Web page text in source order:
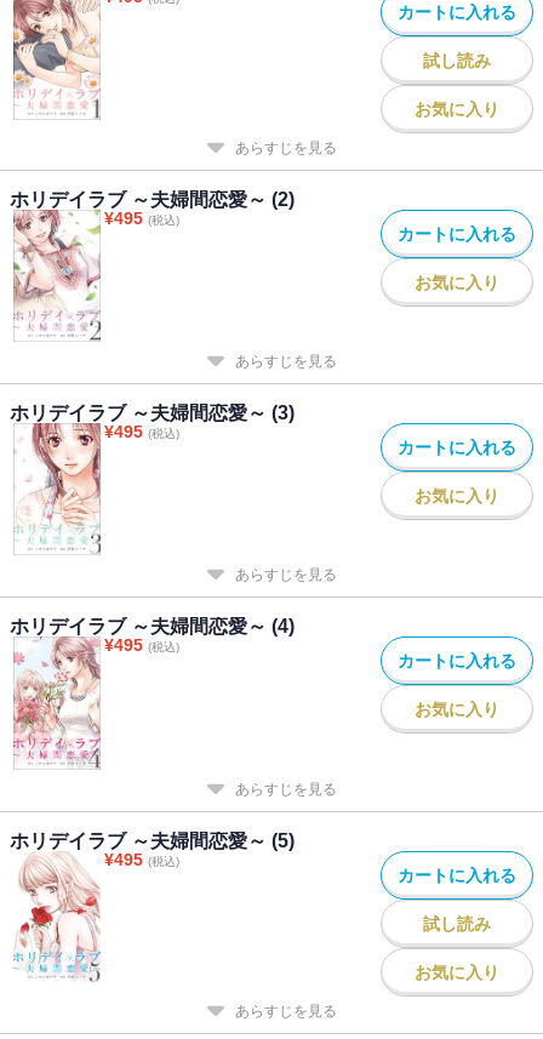
カートに入れる
試し読み
お気に入り
あらすじを見る
ホリデイラブ ～夫婦間恋愛～ (2)
¥495 (税込)
カートに入れる
お気に入り
あらすじを見る
ホリデイラブ ～夫婦間恋愛～ (3)
¥495 (税込)
カートに入れる
お気に入り
あらすじを見る
ホリデイラブ ～夫婦間恋愛～ (4)
¥495 (税込)
カートに入れる
お気に入り
あらすじを見る
ホリデイラブ ～夫婦間恋愛～ (5)
¥495 (税込)
カートに入れる
試し読み
お気に入り
あらすじを見る